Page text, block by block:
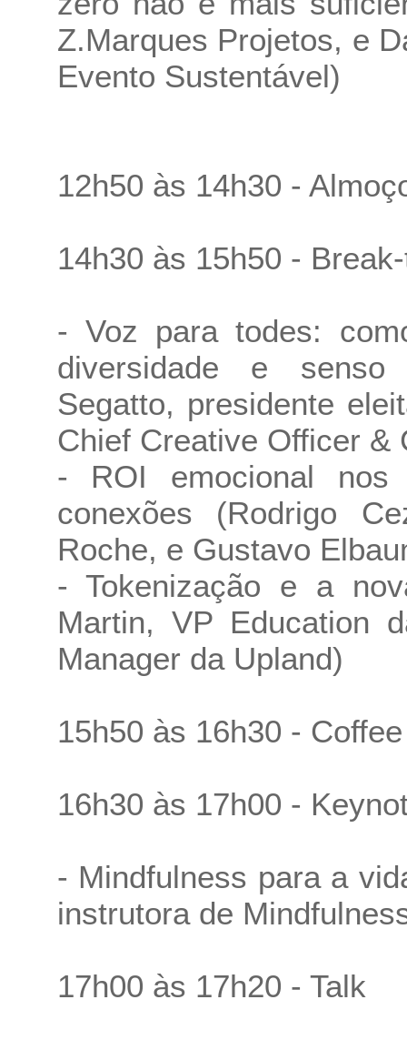
Z.Marques Projetos, e
Evento Sustentável)
12h50 às 14h30 -
14h30 às 15h50 -
- Voz para todes:
diversidade e senso
Segatto, presidente
Chief Creative Officer &
- ROI emocional nos
conexões (Rodrigo
Roche, e Gustavo
- Tokenização e a
Martin, VP Education
Manager da Upland)
15h50 às 16h30 -
16h30 às 17h00 -
- Mindfulness para a
instrutora de
17h00 às 17h20 - Talk